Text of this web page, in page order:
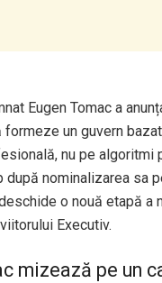
Eugen Tomac a
un guvern
nu pe algoritmi
după nominalizarea sa
o nouă etapă a
Executiv.
mizează pe un